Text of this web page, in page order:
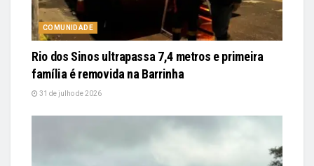
COMUNIDADE
Rio dos Sinos ultrapassa 7,4 metros e primeira
família é removida na Barrinha
31 de julho de 2026